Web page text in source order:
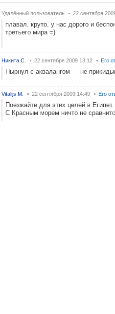
Удалённый пользователь 22 сентября
плавал. круто. у нас дорого и
третьего мира =)
Никита С. 22 сентября 2009 13:12 Его
Нырнул с аквалангом — не
Vitalijs M. 22 сентября 2009 14:49 Его
Поезжайте для этих целей в Египет.
С Красным морем ничто не